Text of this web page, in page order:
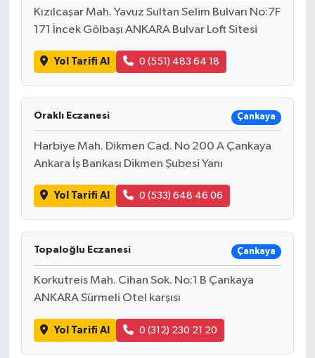
Kızılcaşar Mah. Yavuz Sultan Selim Bulvarı No:7F
171 İncek Gölbaşı ANKARA Bulvar Loft Sitesi
Yol Tarifi Al 0 (551) 483 64 18
Oraklı Eczanesi Çankaya
Harbiye Mah. Dikmen Cad. No 200 A Çankaya
Ankara İş Bankası Dikmen Şubesi Yanı
Yol Tarifi Al 0 (533) 648 46 06
Topaloğlu Eczanesi Çankaya
Korkutreis Mah. Cihan Sok. No:1 B Çankaya
ANKARA Sürmeli Otel karşısı
Yol Tarifi Al 0 (312) 230 21 20